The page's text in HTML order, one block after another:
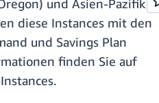
und Asien-Pazifik
diese Instances mit den
und Savings Plan
finden Sie auf